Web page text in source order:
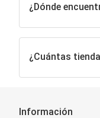
¿Dónde
¿Cuántas
Información